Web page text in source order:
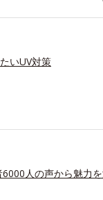
いUV対策
人の声から魅力を